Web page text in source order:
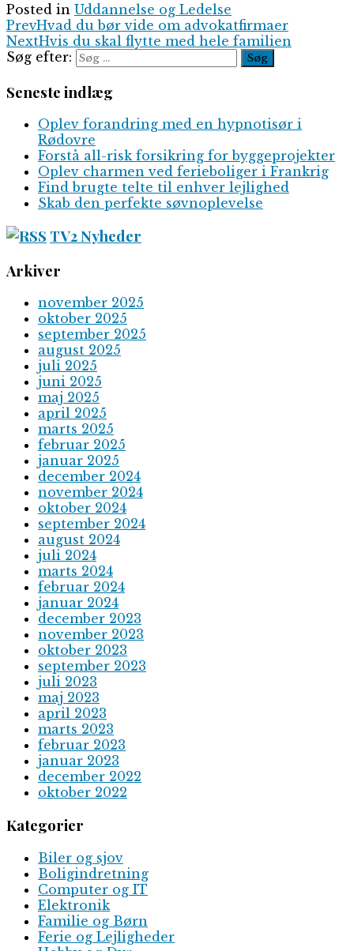
Posted in Uddannelse og Ledelse
PrevHvad du bør vide om advokatfirmaer
NextHvis du skal flytte med hele familien
Søg efter:
Seneste indlæg
Oplev forandring med en hypnotisør i
Rødovre
Forstå all-risk forsikring for byggeprojekter
Oplev charmen ved ferieboliger i Frankrig
Find brugte telte til enhver lejlighed
Skab den perfekte søvnoplevelse
TV2 Nyheder
Arkiver
november 2025
oktober 2025
september 2025
august 2025
juli 2025
juni 2025
maj 2025
april 2025
marts 2025
februar 2025
januar 2025
december 2024
november 2024
oktober 2024
september 2024
august 2024
juli 2024
marts 2024
februar 2024
januar 2024
december 2023
november 2023
oktober 2023
september 2023
juli 2023
maj 2023
april 2023
marts 2023
februar 2023
januar 2023
december 2022
oktober 2022
Kategorier
Biler og sjov
Boligindretning
Computer og IT
Elektronik
Familie og Børn
Ferie og Lejligheder